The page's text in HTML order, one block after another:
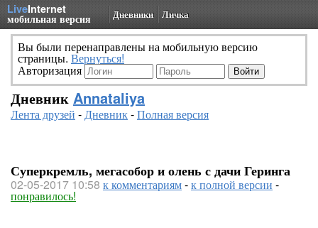
LiveInternet
мобильная версия Дневники Личка
Вы были перенаправлены на мобильную версию
страницы. Вернуться!
Авторизация
Дневник Annataliya
Лента друзей -Дневник-Полная версия
Суперкремль, мегасобор и олень с дачи Геринга
02-05-2017 10:58 к комментариям-к полной версии -
понравилось!